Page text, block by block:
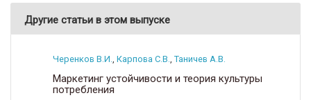
Другие статьи в этом выпуске
Черенков В.И. Карпова С.В. Таничев А.В.
Маркетинг устойчивости и теория культуры
потребления